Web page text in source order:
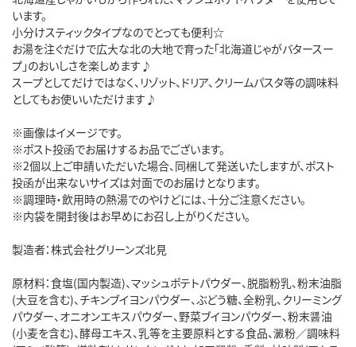
います。
小分けスティックタイプなのでとっても便利☆
お湯を注ぐだけで広大な北の大地で育った「北海道じゃがバタースー
プ」のおいしさを楽しめます♪
スープとしてだけではなく、リゾット、ドリア、クリームパスタ等の調味料
としてもお使いいただけます♪
※画像はイメージです。
※ポスト投函でお届けするお品でございます。
※2個以上ご申請いただいた場合、同梱して発送いたしますが、ポスト
投函が出来ないサイズは対面でのお届けとなります。
※調理時・飲用時の熱湯でのやけどには、十分ご注意ください。
※内袋を開封後はお早めにお召し上がりください。
製造者：株式会社グリーンズ北見
原材料：食塩(国内製造)、マッシュポテトパウダー、脱脂粉乳、粉末油脂
(大豆を含む)、チキンブイヨンパウダー、ぶどう糖、全粉乳、クリーミング
パウダー、オニオンエキスパウダー、野菜ブイヨンパウダー、粉末醤油
(小麦を含む)、酵母エキス、乳等を主要原料とする食品、澱粉／調味料